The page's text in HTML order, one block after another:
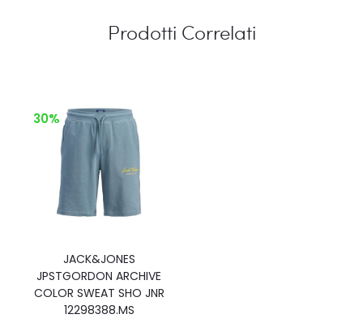
Prodotti Correlati
30%
JACK&JONES
JPSTGORDON ARCHIVE
COLOR SWEAT SHO JNR
12298388.MS